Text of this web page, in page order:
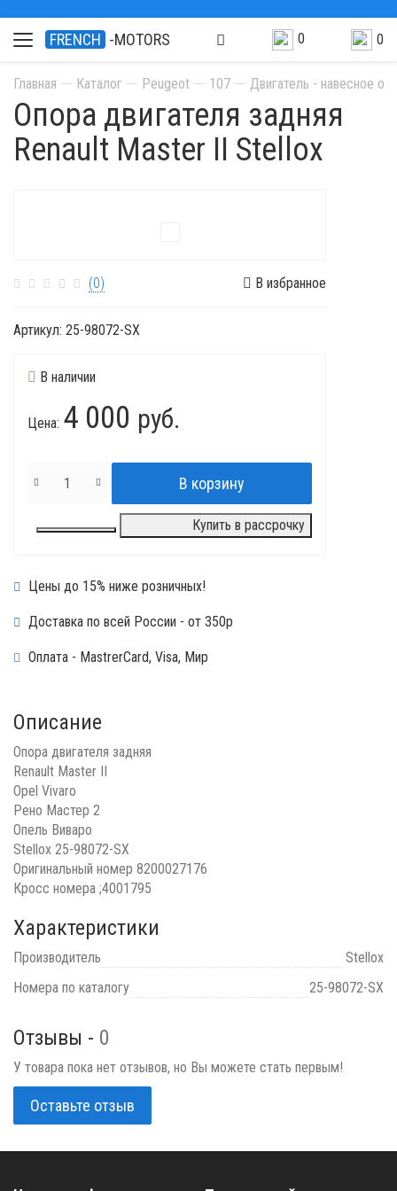
FRENCH -MOTORS 0 0
Главная Каталог Peugeot 107 Двигатель - навесное
Опора двигателя задняя
Renault Master II Stellox
(0) В избранное
Артикул: 25-98072-SX
В наличии
Цена: 4 000 руб.
Купить в рассрочку
Цены до 15% ниже розничных!
Доставка по всей России - от 350р
Оплата - MastrerCard, Visa, Мир
Описание
Опора двигателя задняя
Renault Master II
Opel Vivaro
Рено Мастер 2
Опель Виваро
Stellox 25-98072-SX
Оригинальный номер 8200027176
Кросс номера ;4001795
Характеристики
Производитель
Stellox
Номера по каталогу
25-98072-SX
Отзывы - 0
У товара пока нет отзывов, но Вы можете стать первым!
Оставьте отзыв